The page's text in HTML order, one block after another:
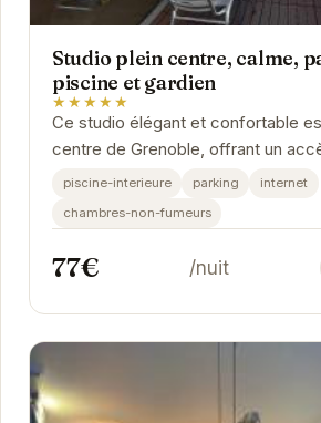
Studio plein centre, calme,
piscine et gardien
★★★★★
Ce studio élégant et confortable
centre de Grenoble, offrant un
attractions de la ville. Avec une
piscine-interieure parking
internet
chambres-non-fumeurs
77€ /nuit